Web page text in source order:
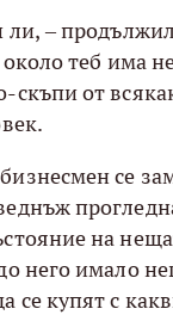
–
теб има
скъпи от
се
на
него имало
се купят с